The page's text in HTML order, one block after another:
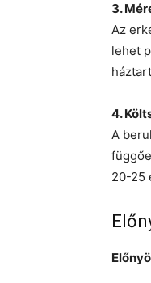
3.
Az
lehet
4.
A
20-25